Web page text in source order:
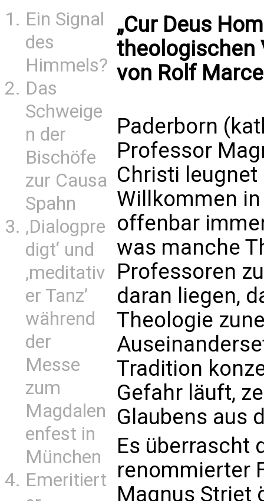
Ein Signal
des
Himmels?
Das
Schweige
n der
Bischöfe
zur Causa
Spahn
‚Dialogpre
digt‘ und
‚meditativ
er Tanz’
während
der
Messe
zum
Magdalen
enfest in
München
Emeritiert
„Cur Deus
theologischen
von Rolf
Paderborn
Professor
Christi
Willkommen
offenbar
was manche
Professoren
daran liegen,
Theologie
Tradition
Gefahr läuft,
Glaubens aus
Es überrascht
renommierter
Magnus Striet